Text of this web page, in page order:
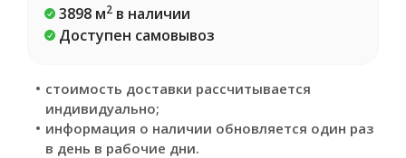
3898 м2 в наличии
Доступен самовывоз
стоимость доставки рассчитывается
индивидуально;
информация о наличии обновляется один раз
в день в рабочие дни.